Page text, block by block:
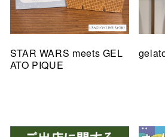
STAR WARS meets GEL
ATO PIQUE